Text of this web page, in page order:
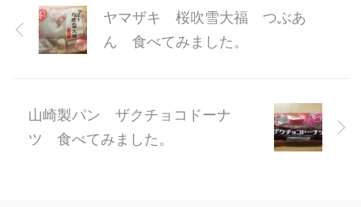
ヤマザキ 桜吹雪大福 つぶあ
ん 食べてみました。
山崎製パン ザクチョコドーナ
ツ 食べてみました。